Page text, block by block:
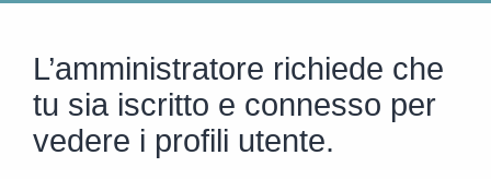
L’amministratore richiede che
tu sia iscritto e connesso per
vedere i profili utente.